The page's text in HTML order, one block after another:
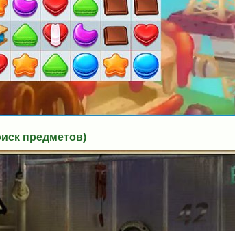
предметов)